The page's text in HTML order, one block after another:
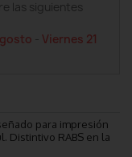
las siguientes
-Viernes 21
para impresión
Distintivo RABS en la